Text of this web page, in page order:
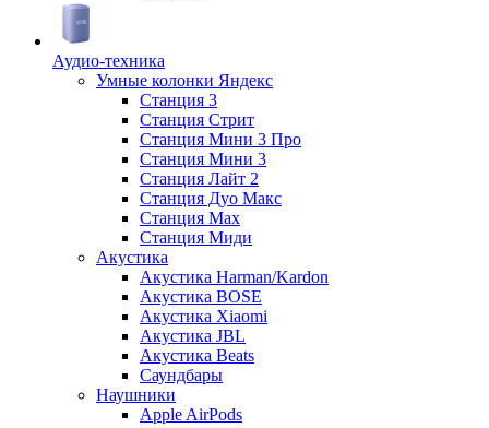
Аудио-техника
Умные колонки Яндекс
Станция 3
Станция Стрит
Станция Мини 3 Про
Станция Мини 3
Станция Лайт 2
Станция Дуо Макс
Станция Max
Станция Миди
Акустика
Акустика Harman/Kardon
Акустика BOSE
Акустика Xiaomi
Акустика JBL
Акустика Beats
Саундбары
Наушники
Apple AirPods